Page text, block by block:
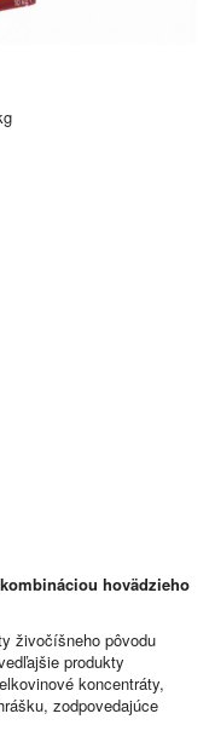
hovädzieho
živočíšneho pôvodu
produkty
koncentráty,
zodpovedajúce